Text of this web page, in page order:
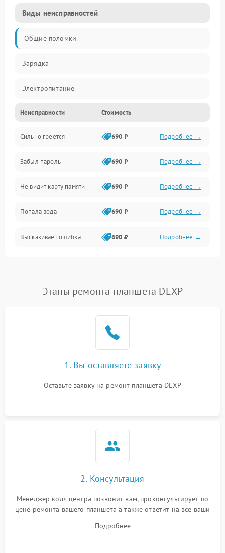
Виды неисправностей
Общие поломки
Зарядка
Электропитание
Экран и изображение
Дисплей
Экран (дисплей)
Связь
Разговор (микрофон, динамик)
Перегрев и нестабильная работа
Сеть и интернет
Память и данные
Режим работы
Питание и аккумулятор
Неисправности Стоимость
Сильно греется 690 ₽ Подробнее →
Забыл пароль 690 ₽ Подробнее →
Не видит карту памяти 690 ₽ Подробнее →
Попала вода 690 ₽ Подробнее →
Выскакивает ошибка 690 ₽ Подробнее →
Этапы ремонта планшета DEXP
1. Вы оставляете заявку
Оставьте заявку на ремонт планшета DEXP
2. Консультация
Менеджер колл центра позвонит вам, проконсультирует по
цене ремонта вашего планшета а также ответит на все ваши
Подробнее